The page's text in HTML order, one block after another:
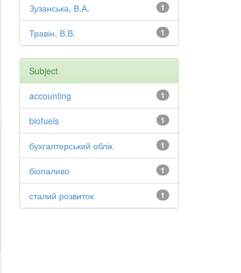
1
Зузанська, В.А.
1
Травін, В.В.
Subject
1
accounting
1
biofuels
1
бухгалтерський облік
1
біопаливо
1
сталий розвиток